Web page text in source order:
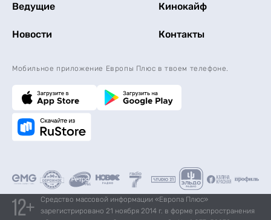
Ведущие Кинокайф
Новости Контакты
Мобильное приложение Европы Плюс в твоем телефоне.
Средство массовой информации «Европа Плюс»
зарегистрировано 21 ноября 2014 г. в форме распространения